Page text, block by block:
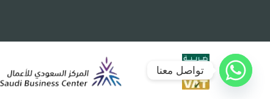
تواصل معنا